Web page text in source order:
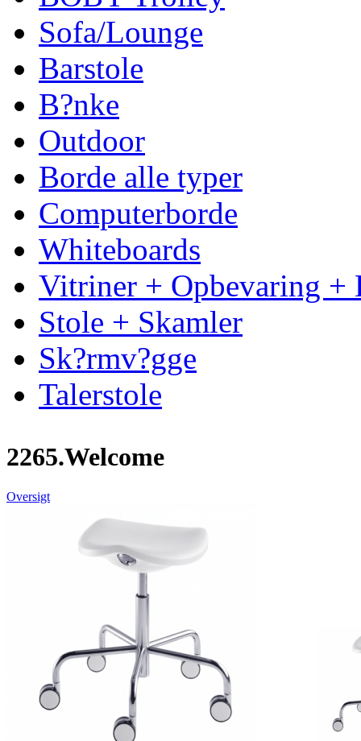
Sofa/Lounge
Barstole
B?nke
Outdoor
Borde alle typer
Computerborde
Whiteboards
Vitriner + Opbevaring +
Stole + Skamler
Sk?rmv?gge
Talerstole
2265.Welcome
Oversigt